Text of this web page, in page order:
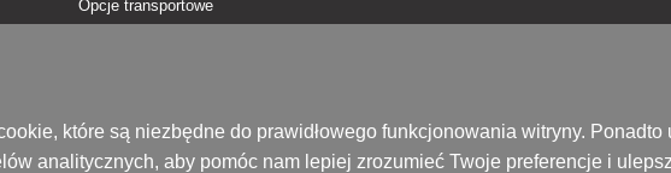
Opcje transportowe
Odstąpienie od umowy tutaj
Ubezpieczenie przesyłki
które są niezbędne do prawidłowego funkcjonowania witryny. Ponadto
analitycznych, aby pomóc nam lepiej zrozumieć Twoje preferencje i